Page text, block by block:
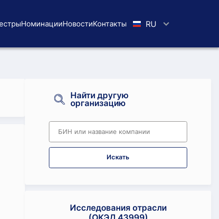
НоминацииНовостиKoнтaкты RU
Найти другую
организацию
Искать
Исследования отрасли